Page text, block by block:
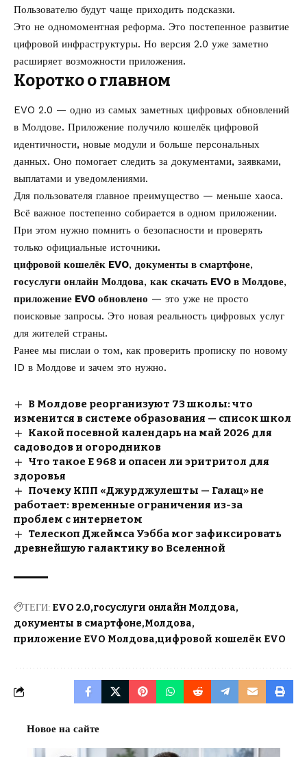
Пользователю будут чаще приходить подсказки.
Это не одномоментная реформа. Это постепенное развитие
цифровой инфраструктуры. Но версия 2.0 уже заметно
расширяет возможности приложения.
Коротко о главном
EVO 2.0 — одно из самых заметных цифровых обновлений
в Молдове. Приложение получило кошелёк цифровой
идентичности, новые модули и больше персональных
данных. Оно помогает следить за документами, заявками,
выплатами и уведомлениями.
Для пользователя главное преимущество — меньше хаоса.
Всё важное постепенно собирается в одном приложении.
При этом нужно помнить о безопасности и проверять
только официальные источники.
цифровой кошелёк EVO, документы в смартфоне,
госуслуги онлайн Молдова, как скачать EVO в Молдове,
приложение EVO обновлено — это уже не просто
поисковые запросы. Это новая реальность цифровых услуг
для жителей страны.
Ранее мы пислаи о том, как проверить прописку по новому
ID в Молдове и зачем это нужно.
В Молдове реорганизуют 73 школы: что
изменится в системе образования — список школ
Какой посевной календарь на май 2026 для
садоводов и огородников
Что такое E 968 и опасен ли эритритол для
здоровья
Почему КПП «Джурджулешты — Галац» не
работает: временные ограничения из-за
проблем с интернетом
Телескоп Джеймса Уэбба мог зафиксировать
древнейшую галактику во Вселенной
ТЕГИ: EVO 2.0 госуслуги онлайн Молдова
документы в смартфоне Молдова
приложение EVO Молдова цифровой кошелёк EVO
Новое на сайте